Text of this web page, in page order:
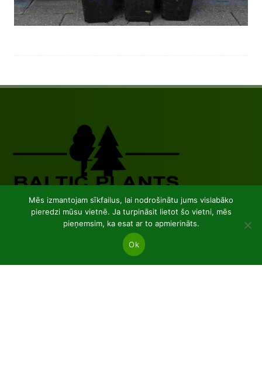
JSC “Baltic plants”
Address: Kairiūkščiai 53289 Kauno r. sav.
Mēs izmantojam sīkfailus, lai nodrošinātu jums vislabāko
pieredzi mūsu vietnē. Ja turpināsit lietot šo vietni, mēs
pieņemsim, ka esat ar to apmierināts.
Ok